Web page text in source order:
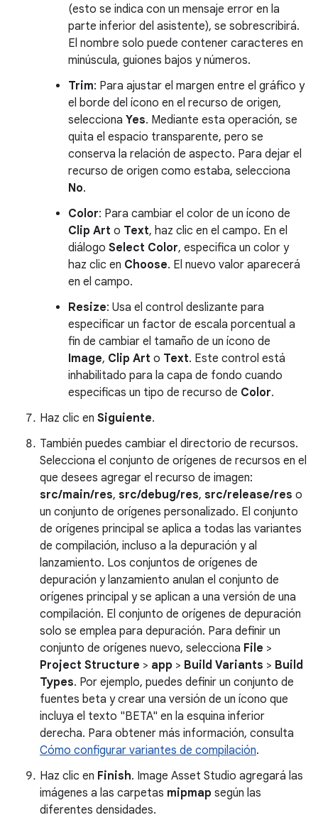
(esto se indica con un mensaje error en la
parte inferior del asistente), se sobrescribirá.
El nombre solo puede contener caracteres en
minúscula, guiones bajos y números.
Trim: Para ajustar el margen entre el gráfico y
el borde del ícono en el recurso de origen,
selecciona Yes. Mediante esta operación, se
quita el espacio transparente, pero se
conserva la relación de aspecto. Para dejar el
recurso de origen como estaba, selecciona
No.
Color: Para cambiar el color de un ícono de
Clip Art o Text, haz clic en el campo. En el
diálogo Select Color, especifica un color y
haz clic en Choose. El nuevo valor aparecerá
en el campo.
Resize: Usa el control deslizante para
especificar un factor de escala porcentual a
fin de cambiar el tamaño de un ícono de
Image, Clip Art o Text. Este control está
inhabilitado para la capa de fondo cuando
especificas un tipo de recurso de Color.
Haz clic en Siguiente.
También puedes cambiar el directorio de recursos.
Selecciona el conjunto de orígenes de recursos en el
que desees agregar el recurso de imagen:
src/main/res, src/debug/res, src/release/res o
un conjunto de orígenes personalizado. El conjunto
de orígenes principal se aplica a todas las variantes
de compilación, incluso a la depuración y al
lanzamiento. Los conjuntos de orígenes de
depuración y lanzamiento anulan el conjunto de
orígenes principal y se aplican a una versión de una
compilación. El conjunto de orígenes de depuración
solo se emplea para depuración. Para definir un
conjunto de orígenes nuevo, selecciona File >
Project Structure > app > Build Variants > Build
Types. Por ejemplo, puedes definir un conjunto de
fuentes beta y crear una versión de un ícono que
incluya el texto "BETA" en la esquina inferior
derecha. Para obtener más información, consulta
Cómo configurar variantes de compilación.
Haz clic en Finish. Image Asset Studio agregará las
imágenes a las carpetas mipmap según las
diferentes densidades.